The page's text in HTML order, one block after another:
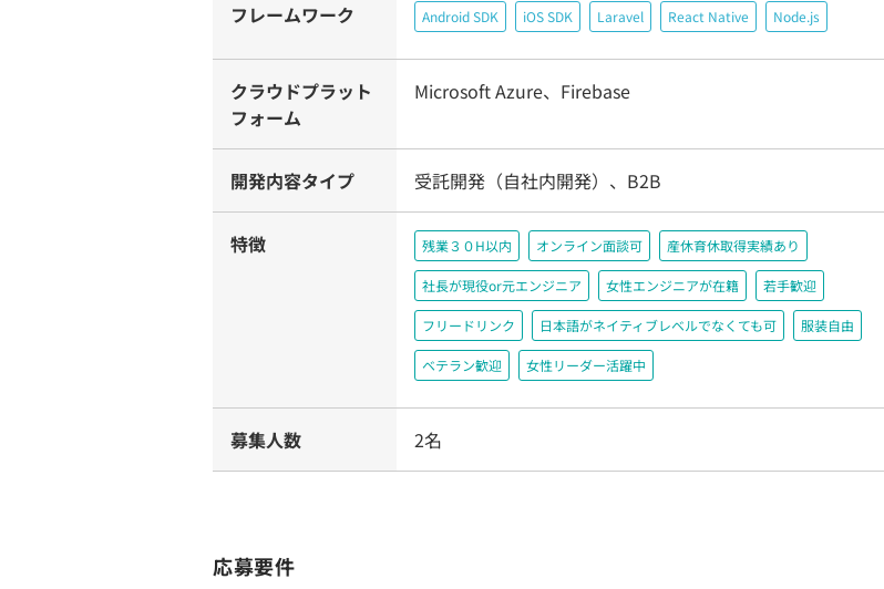
フレームワーク Android SDK iOS SDK Laravel React Native Node.js
クラウドプラット
フォーム
Microsoft Azure、Firebase
開発内容タイプ 受託開発（自社内開発）、B2B
特徴 残業３０H以内 オンライン面談可 産休育休取得実績あり
社長が現役or元エンジニア 女性エンジニアが在籍 若手歓迎
フリードリンク 日本語がネイティブレベルでなくても可 服装自由
ベテラン歓迎 女性リーダー活躍中
募集人数 2名
応募要件